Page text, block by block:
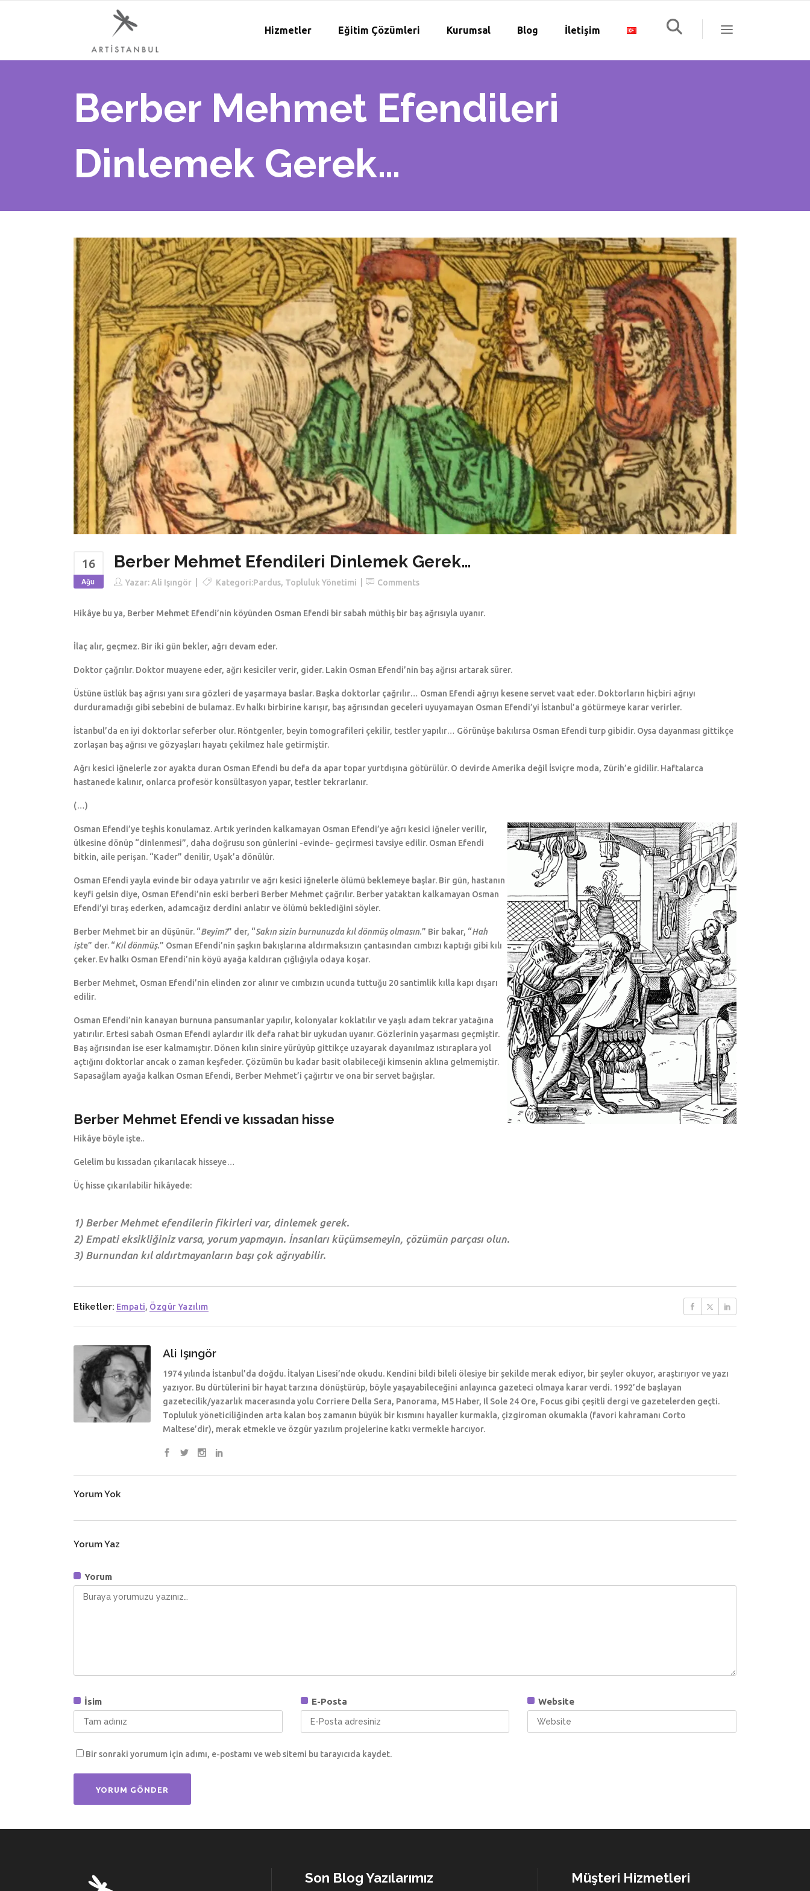
Hizmetler Eğitim Çözümleri Kurumsal Blog İletişim
Berber Mehmet Efendileri
Dinlemek Gerek…
16
Ağu
Berber Mehmet Efendileri Dinlemek Gerek…
Yazar:Ali Işıngör Kategori:Pardus, Topluluk Yönetimi Comments
Hikâye bu ya, Berber Mehmet Efendi’nin köyünden Osman Efendi bir sabah müthiş bir baş ağrısıyla uyanır.
İlaç alır, geçmez. Bir iki gün bekler, ağrı devam eder.
Doktor çağrılır. Doktor muayene eder, ağrı kesiciler verir, gider. Lakin Osman Efendi’nin baş ağrısı artarak sürer.
Üstüne üstlük baş ağrısı yanı sıra gözleri de yaşarmaya baslar. Başka doktorlar çağrılır… Osman Efendi ağrıyı kesene servet vaat eder. Doktorların hiçbiri ağrıyı
durduramadığı gibi sebebini de bulamaz. Ev halkı birbirine karışır, baş ağrısından geceleri uyuyamayan Osman Efendi’yi İstanbul’a götürmeye karar verirler.
İstanbul’da en iyi doktorlar seferber olur. Röntgenler, beyin tomografileri çekilir, testler yapılır… Görünüşe bakılırsa Osman Efendi turp gibidir. Oysa dayanması gittikçe
zorlaşan baş ağrısı ve gözyaşları hayatı çekilmez hale getirmiştir.
Ağrı kesici iğnelerle zor ayakta duran Osman Efendi bu defa da apar topar yurtdışına götürülür. O devirde Amerika değil İsviçre moda, Zürih’e gidilir. Haftalarca
hastanede kalınır, onlarca profesör konsültasyon yapar, testler tekrarlanır.
(…)
Osman Efendi’ye teşhis konulamaz. Artık yerinden kalkamayan Osman Efendi’ye ağrı kesici iğneler verilir,
ülkesine dönüp “dinlenmesi”, daha doğrusu son günlerini -evinde- geçirmesi tavsiye edilir. Osman Efendi
bitkin, aile perişan. “Kader” denilir, Uşak’a dönülür.
Osman Efendi yayla evinde bir odaya yatırılır ve ağrı kesici iğnelerle ölümü beklemeye başlar. Bir gün, hastanın
keyfi gelsin diye, Osman Efendi’nin eski berberi Berber Mehmet çağrılır. Berber yataktan kalkamayan Osman
Efendi’yi tıraş ederken, adamcağız derdini anlatır ve ölümü beklediğini söyler.
Berber Mehmet bir an düşünür. “Beyim?” der, “Sakın sizin burnunuzda kıl dönmüş olmasın.” Bir bakar, “Hah
işte” der. “Kıl dönmüş.” Osman Efendi’nin şaşkın bakışlarına aldırmaksızın çantasından cımbızı kaptığı gibi kılı
çeker. Ev halkı Osman Efendi’nin köyü ayağa kaldıran çığlığıyla odaya koşar.
Berber Mehmet, Osman Efendi’nin elinden zor alınır ve cımbızın ucunda tuttuğu 20 santimlik kılla kapı dışarı
edilir.
Osman Efendi’nin kanayan burnuna pansumanlar yapılır, kolonyalar koklatılır ve yaşlı adam tekrar yatağına
yatırılır. Ertesi sabah Osman Efendi aylardır ilk defa rahat bir uykudan uyanır. Gözlerinin yaşarması geçmiştir.
Baş ağrısından ise eser kalmamıştır. Dönen kılın sinire yürüyüp gittikçe uzayarak dayanılmaz ıstıraplara yol
açtığını doktorlar ancak o zaman keşfeder. Çözümün bu kadar basit olabileceği kimsenin aklına gelmemiştir.
Sapasağlam ayağa kalkan Osman Efendi, Berber Mehmet’i çağırtır ve ona bir servet bağışlar.
Berber Mehmet Efendi ve kıssadan hisse
Hikâye böyle işte..
Gelelim bu kıssadan çıkarılacak hisseye…
Üç hisse çıkarılabilir hikâyede:
1) Berber Mehmet efendilerin fikirleri var, dinlemek gerek.
2) Empati eksikliğiniz varsa, yorum yapmayın. İnsanları küçümsemeyin, çözümün parçası olun.
3) Burnundan kıl aldırtmayanların başı çok ağrıyabilir.
Etiketler: Empati, Özgür Yazılım
Ali Işıngör
1974 yılında İstanbul’da doğdu. İtalyan Lisesi’nde okudu. Kendini bildi bileli ölesiye bir şekilde merak ediyor, bir şeyler okuyor, araştırıyor ve yazı
yazıyor. Bu dürtülerini bir hayat tarzına dönüştürüp, böyle yaşayabileceğini anlayınca gazeteci olmaya karar verdi. 1992’de başlayan
gazetecilik/yazarlık macerasında yolu Corriere Della Sera, Panorama, M5 Haber, Il Sole 24 Ore, Focus gibi çeşitli dergi ve gazetelerden geçti.
Topluluk yöneticiliğinden arta kalan boş zamanın büyük bir kısmını hayaller kurmakla, çizgiroman okumakla (favori kahramanı Corto
Maltese’dir), merak etmekle ve özgür yazılım projelerine katkı vermekle harcıyor.
Yorum Yok
Yorum Yaz
Yorum
İsim E-Posta Website
Bir sonraki yorumum için adımı, e-postamı ve web sitemi bu tarayıcıda kaydet.
Son Blog Yazılarımız Müşteri Hizmetleri